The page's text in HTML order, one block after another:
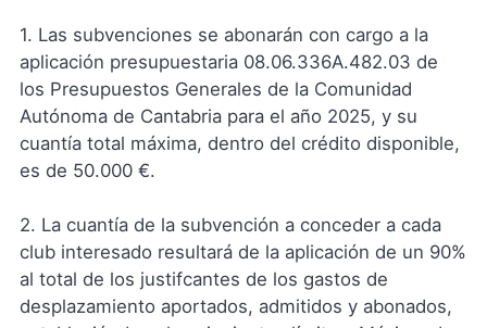
1. Las subvenciones se abonarán con cargo a la
aplicación presupuestaria 08.06.336A.482.03 de
los Presupuestos Generales de la Comunidad
Autónoma de Cantabria para el año 2025, y su
cuantía total máxima, dentro del crédito disponible,
es de 50.000 €.
2. La cuantía de la subvención a conceder a cada
club interesado resultará de la aplicación de un 90%
al total de los justifcantes de los gastos de
desplazamiento aportados, admitidos y abonados,